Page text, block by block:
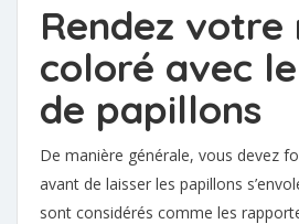
Rendez
coloré avec
de papillons
De manière générale, vous devez
avant de laisser les papillons
sont considérés comme les